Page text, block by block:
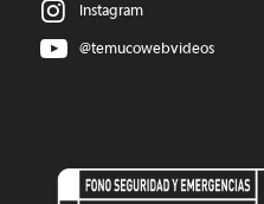
Instagram
@temucowebvideos